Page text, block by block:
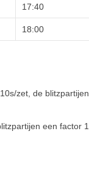
17:40
18:00
zet, de blitzpartijen
een factor 1.